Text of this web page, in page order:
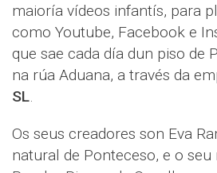
maioría vídeos infantís, para
como Youtube, Facebook e
que sae cada día dun piso de
na rúa Aduana, a través da
SL.
Os seus creadores son Eva
natural de Ponteceso, e o seu